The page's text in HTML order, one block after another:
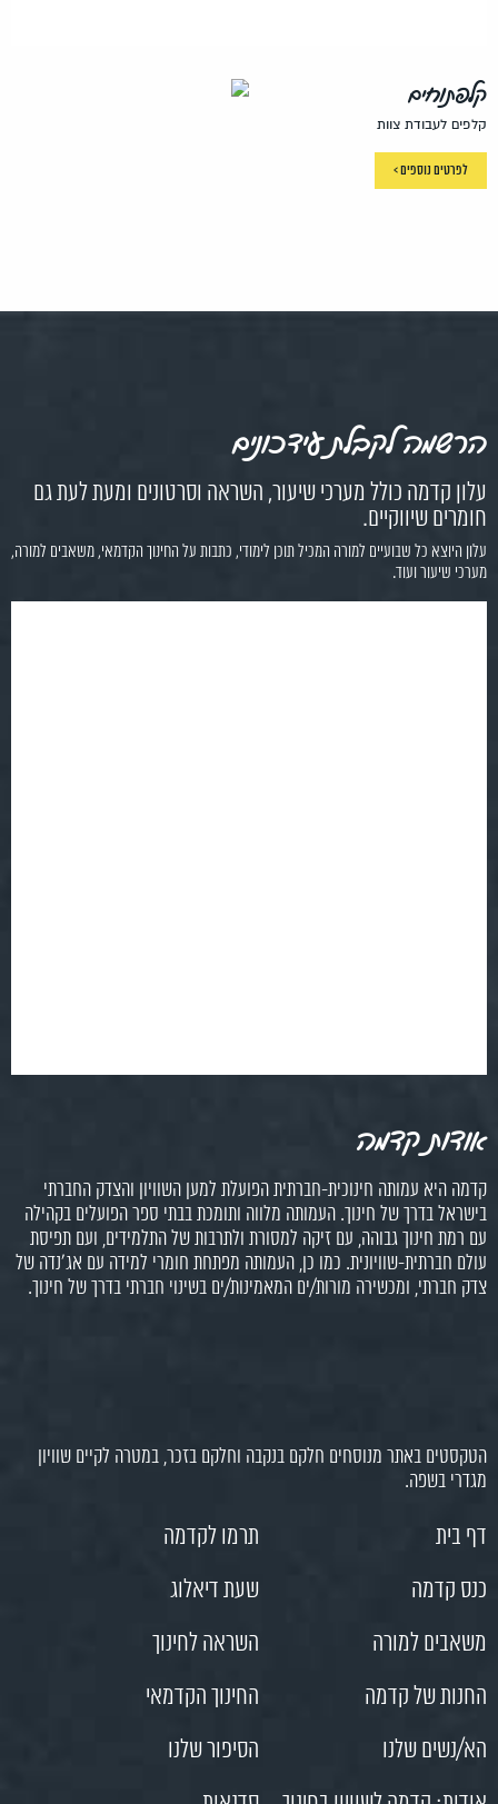
קלפתוחים
קלפים לעבודת צוות
לפרטים נוספים >
הרשמה לקבלת עידכונים
עלון קדמה כולל מערכי שיעור, השראה וסרטונים ומעת לעת גם
חומרים שיווקיים.
עלון היוצא כל שבועיים למורה המכיל תוכן לימודי, כתבות על החינוך הקדמאי, משאבים למורה,
מערכי שיעור ועוד.
אודות קדמה
קדמה היא עמותה חינוכית-חברתית הפועלת למען השוויון והצדק החברתי
בישראל בדרך של חינוך. העמותה מלווה ותומכת בבתי ספר הפועלים בקהילה
עם רמת חינוך גבוהה, עם זיקה למסורת ולתרבות של התלמידים, ועם תפיסת
עולם חברתית-שוויונית. כמו כן, העמותה מפתחת חומרי למידה עם אג'נדה של
צדק חברתי, ומכשירה מורות/ים המאמינות/ים בשינוי חברתי בדרך של חינוך.
הטקסטים באתר מנוסחים חלקם בנקבה וחלקם בזכר, במטרה לקיים שוויון
מגדרי בשפה.
דף בית
תרמו לקדמה
כנס קדמה
שעת דיאלוג
משאבים למורה
השראה לחינוך
החנות של קדמה
החינוך הקדמאי
הא/נשים שלנו
הסיפור שלנו